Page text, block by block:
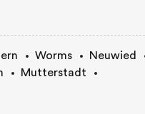
Worms
Neuwied
Mutterstadt